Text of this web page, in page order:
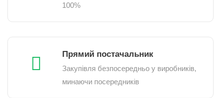
100%
Прямий постачальник
Закупівля безпосередньо у виробників,
минаючи посередників